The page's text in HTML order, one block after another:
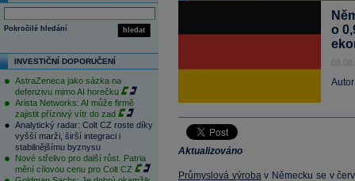
hledat
Pokročilé hledání
INVESTIČNÍ DOPORUČENÍ
AstraZeneca jako sázka na
defenzivu mimo AI horečku
Arista Networks: AI může firmě
zajistit příznivý vítr do zad
Analytický radar: Colt CZ roste díky
vyšší marži, širší integraci i
stabilnějšímu byznysu
Nové střelivo pro další růst. Patria
mění cílovou cenu pro Colt CZ
o
Aktualizováno
Průmyslová výrobav Německu se v